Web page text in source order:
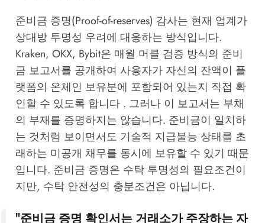
준비금 증명(Proof-of-reserves) 감사는 현재 업계가
상대방 투명성 우려에 대응하는 방식입니다.
Kraken, OKX, Bybit은 매월 머클 검증 방식의 준비
금 보고서를 공개하여 사용자가 자신의 잔액이 플
랫폼의 온체인 보유분에 포함되어 있는지 직접 확
인할 수 있도록 합니다 . 그러나 이 보고서는 부채
의 부재를 증명하지는 않습니다. 준비금이 일치하
는 것처럼 보이면서도 기술적 지급불능 상태를 초
래하는 미공개 채무를 동시에 보유할 수 있기 때문
입니다. 준비금 증명은 수탁 투명성의 필요조건이
지만, 수탁 안전성의 충분조건은 아닙니다.
"준비금 증명 확인서는 거래소가 주장하는 자